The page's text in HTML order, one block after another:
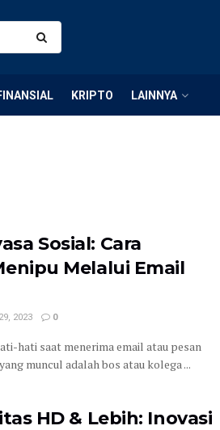
KRIPTO LAINNYA
Sosial: Cara
Melalui Email
2023 0
hati saat menerima email atau pesan
muncul adalah bos atau kolega ...
HD & Lebih: Inovasi